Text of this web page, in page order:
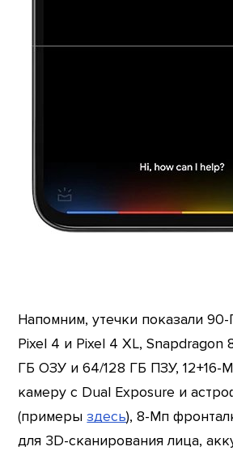
Напомним, утечки показали
Pixel 4 и Pixel 4 XL, Snapdragon
ГБ ОЗУ и 64/128 ГБ ПЗУ, 12+16-
камеру с Dual Exposure и
(примерыздесь), 8-Мп
для 3D-сканирования лица,